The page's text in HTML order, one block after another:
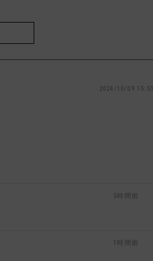
2024/10/09 15:51
5時間前
1時間前